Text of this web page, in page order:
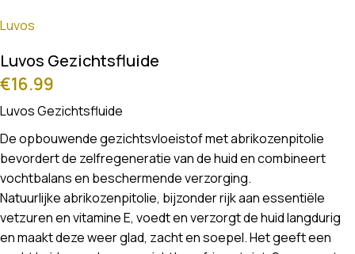
Luvos
Luvos Gezichtsfluide
€16.99
Luvos Gezichtsfluide
De opbouwende gezichtsvloeistof met abrikozenpitolie
bevordert de zelfregeneratie van de huid en combineert
vochtbalans en beschermende verzorging.
Natuurlijke abrikozenpitolie, bijzonder rijk aan essentiële
vetzuren en vitamine E, voedt en verzorgt de huid langdurig
en maakt deze weer glad, zacht en soepel. Het geeft een